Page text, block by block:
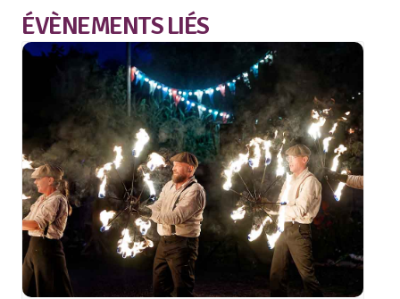
ÉVÈNEMENTS LIÉS